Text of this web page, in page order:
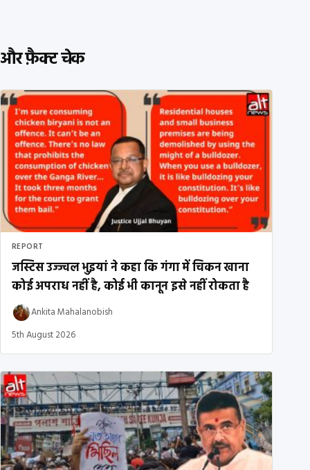
और फ़ैक्ट चेक
REPORT
जस्टिस उज्ज्वल भुइयां ने कहा कि गंगा में चिकन खाना
कोई अपराध नहीं है, कोई भी कानून इसे नहीं रोकता है
Ankita Mahalanobish
5th August 2026